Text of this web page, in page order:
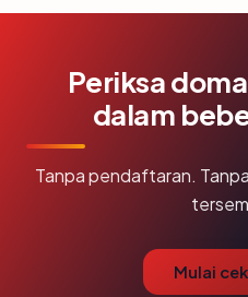
Periksa
dalam
Tanpa pendaftaran.
Mulai